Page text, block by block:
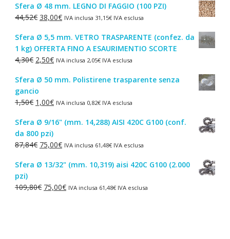
Sfera Ø 48 mm. LEGNO DI FAGGIO (100 PZI)
44,52€ Il
originale
era:
44,52€.
38,00€Il
attuale
è:
38,00€.
IVA inclusa 31,15€IVA esclusa
Sfera Ø 5,5 mm. VETRO TRASPARENTE (confez. da
1 kg) OFFERTA FINO A ESAURIMENTIO SCORTE
4,30€ Il
originale
era:
4,30€.
2,50€Il
attuale
2,50€.
IVA inclusa 2,05€IVA esclusa
Sfera Ø 50 mm. Polistirene trasparente senza
gancio
1,50€ Il
originale
era:
1,50€.
1,00€Il
attuale
è:
1,00€.
IVA inclusa 0,82€IVA esclusa
Sfera Ø 9/16" (mm. 14,288) AISI 420C G100 (conf.
da 800 pzi)
87,84€ Il
originale
87,84€.
75,00€Il
attuale
75,00€.
IVA inclusa 61,48€IVA esclusa
Sfera Ø 13/32" (mm. 10,319) aisi 420C G100 (2.000
pzi)
109,80€ Il
75,00€IlIVA inclusa 61,48€IVA esclusa